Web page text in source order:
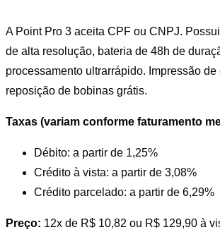
A Point Pro 3 aceita CPF ou CNPJ.
de alta resolução, bateria de 48h de
processamento ultrarrápido. Impressão
reposição de bobinas grátis.
Taxas (variam conforme faturamento
Débito: a partir de 1,25%
Crédito à vista: a partir de 3,08%
Crédito parcelado: a partir de 6,29%
Preço: 12x de R$ 10,82 ou R$ 129,90 à